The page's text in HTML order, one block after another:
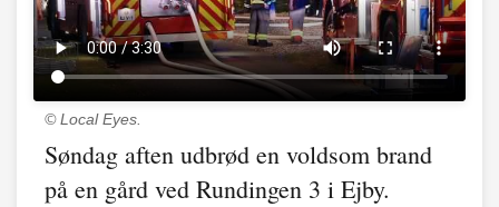
© Local Eyes.
Søndag aften udbrød en voldsom brand
på en gård ved Rundingen 3 i Ejby.